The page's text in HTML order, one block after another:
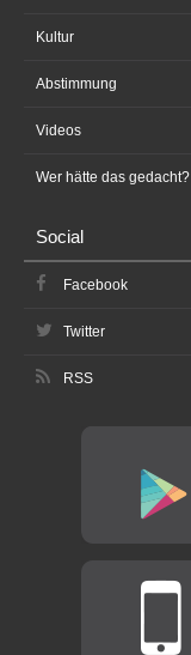
Kultur
Abstimmung
Videos
Wer hätte das gedacht?
Social
Facebook
Twitter
RSS